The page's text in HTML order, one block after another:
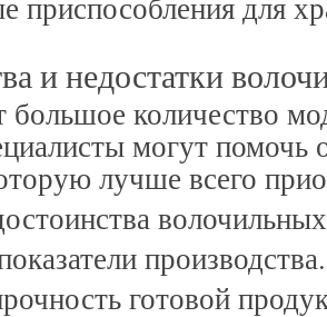
и недостатки
большое количество
могут помочь
лучше всего
производства.
готовой